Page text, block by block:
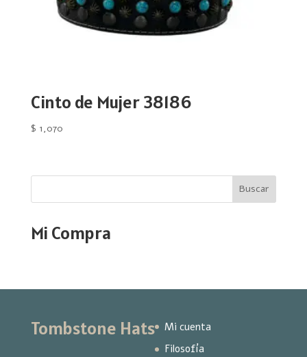
Cinto de Mujer 38186
$ 1,070
Buscar
Mi Compra
Tombstone Hats
Mi cuenta
Filosofía